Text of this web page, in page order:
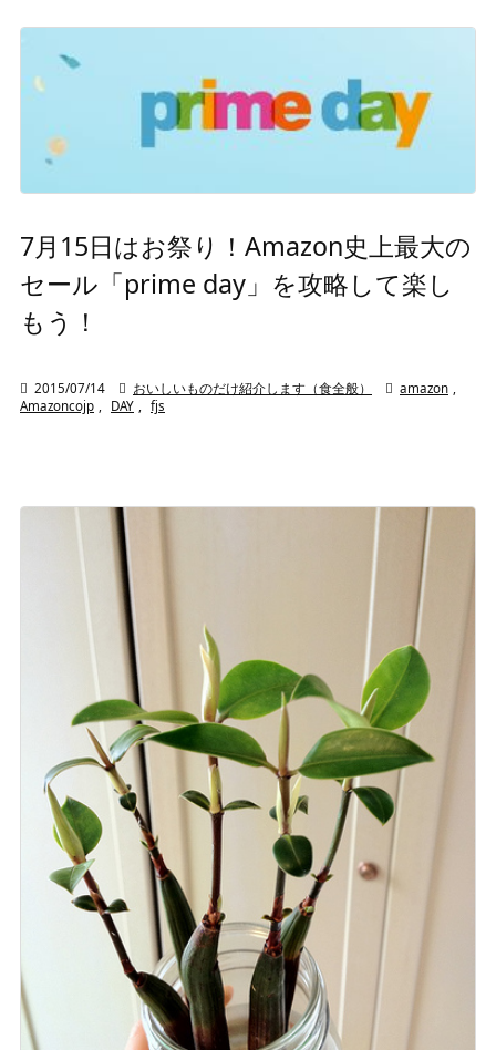
7月15日はお祭り！Amazon史上最大の
セール「prime day」を攻略して楽し
もう！
 2015/07/14  おいしいものだけ紹介します（食全般）  amazon ,
Amazoncojp , DAY , fjs